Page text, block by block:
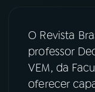
07ÚLTIMAS
08FESTIVAL
O Revista
professor
VEM, da
oferecer